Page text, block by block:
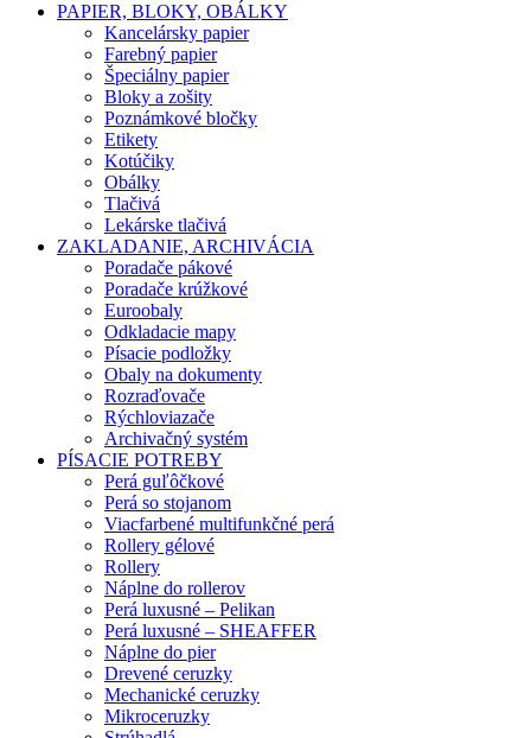
PAPIER, BLOKY, OBÁLKY
Kancelársky papier
Farebný papier
Špeciálny papier
Bloky a zošity
Poznámkové bločky
Etikety
Kotúčiky
Obálky
Tlačivá
Lekárske tlačivá
ZAKLADANIE, ARCHIVÁCIA
Poradače pákové
Poradače krúžkové
Euroobaly
Odkladacie mapy
Písacie podložky
Obaly na dokumenty
Rozraďovače
Rýchloviazače
Archivačný systém
PÍSACIE POTREBY
Perá guľôčkové
Perá so stojanom
Viacfarbené multifunkčné perá
Rollery gélové
Rollery
Náplne do rollerov
Perá luxusné – Pelikan
Perá luxusné – SHEAFFER
Náplne do pier
Drevené ceruzky
Mechanické ceruzky
Mikroceruzky